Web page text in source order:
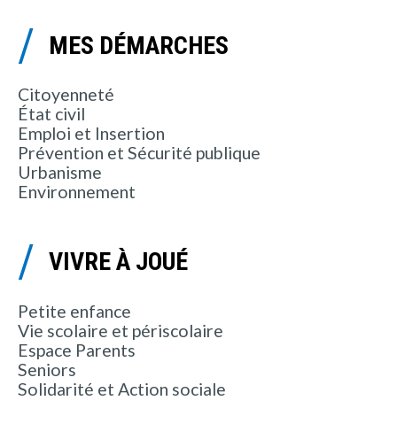
MES DÉMARCHES
Citoyenneté
État civil
Emploi et Insertion
Prévention et Sécurité publique
Urbanisme
Environnement
VIVRE À JOUÉ
Petite enfance
Vie scolaire et périscolaire
Espace Parents
Seniors
Solidarité et Action sociale